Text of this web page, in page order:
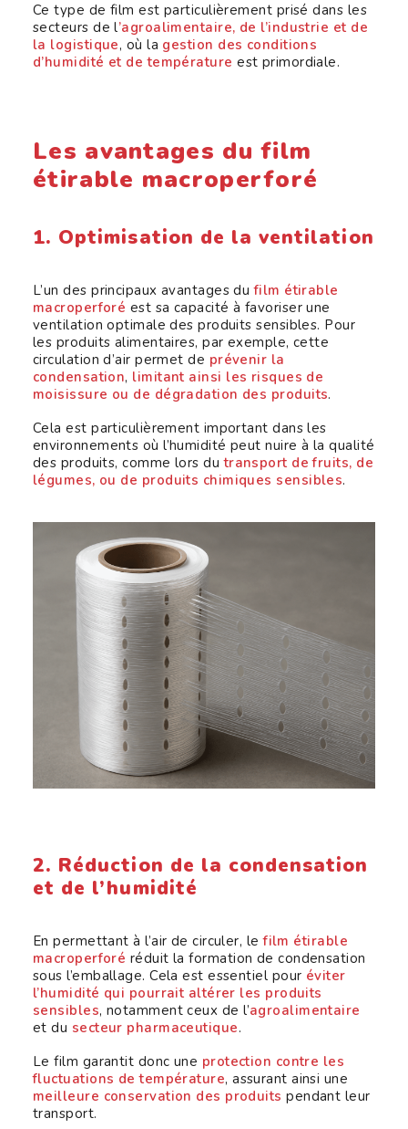
Ce type de film est particulièrement prisé dans les
secteurs de l’agroalimentaire, de l’industrie et de
la logistique, où la gestion des conditions
d’humidité et de température est primordiale.
Les avantages du film
étirable macroperforé
1. Optimisation de la ventilation
L’un des principaux avantages dufilm étirable
macroperforé est sa capacité à favoriser une
ventilation optimale des produits sensibles. Pour
les produits alimentaires, par exemple, cette
circulation d’air permet de prévenir la
condensation, limitant ainsi les risques de
moisissure ou de dégradation des produits.
Cela est particulièrement important dans les
environnements où l’humidité peut nuire à la qualité
des produits, comme lors du transport de fruits, de
légumes, ou de produits chimiques sensibles.
2. Réduction de la condensation
et de l’humidité
En permettant à l’air de circuler, lefilm étirable
macroperforé réduit la formation de condensation
sous l’emballage. Cela est essentiel pour éviter
l’humidité qui pourrait altérer les produits
sensibles, notamment ceux de l’agroalimentaire
et du secteur pharmaceutique.
Le film garantit donc une protection contre les
fluctuations de température, assurant ainsi une
meilleure conservation des produits pendant leur
transport.